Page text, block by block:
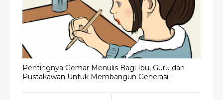
Pentingnya Gemar Menulis Bagi Ibu, Guru dan
Pustakawan Untuk Membangun Generasi -